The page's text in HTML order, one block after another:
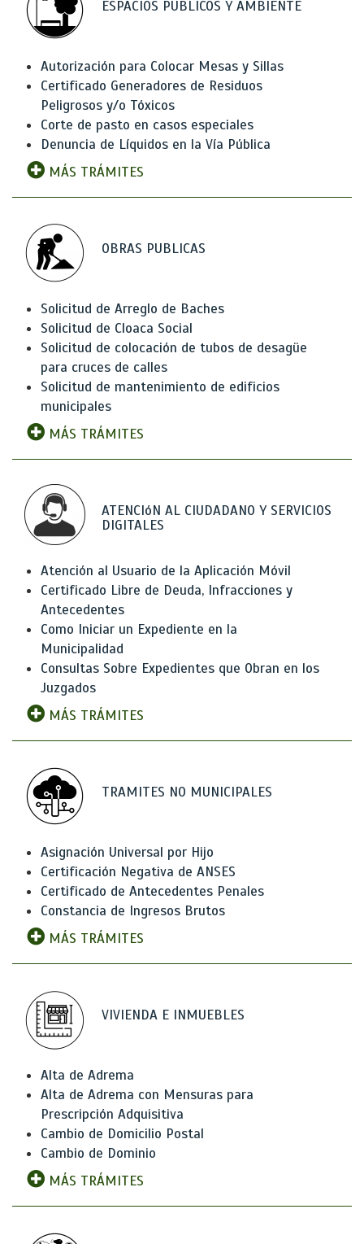
ESPACIOS PUBLICOS Y AMBIENTE
Autorización para Colocar Mesas y Sillas
Certificado Generadores de Residuos
Peligrosos y/o Tóxicos
Corte de pasto en casos especiales
Denuncia de Líquidos en la Vía Pública
MÁS TRÁMITES
OBRAS PUBLICAS
Solicitud de Arreglo de Baches
Solicitud de Cloaca Social
Solicitud de colocación de tubos de desagüe
para cruces de calles
Solicitud de mantenimiento de edificios
municipales
MÁS TRÁMITES
ATENCIóN AL CIUDADANO Y SERVICIOS
DIGITALES
Atención al Usuario de la Aplicación Móvil
Certificado Libre de Deuda, Infracciones y
Antecedentes
Como Iniciar un Expediente en la
Municipalidad
Consultas Sobre Expedientes que Obran en los
Juzgados
MÁS TRÁMITES
TRAMITES NO MUNICIPALES
Asignación Universal por Hijo
Certificación Negativa de ANSES
Certificado de Antecedentes Penales
Constancia de Ingresos Brutos
MÁS TRÁMITES
VIVIENDA E INMUEBLES
Alta de Adrema
Alta de Adrema con Mensuras para
Prescripción Adquisitiva
Cambio de Domicilio Postal
Cambio de Dominio
MÁS TRÁMITES